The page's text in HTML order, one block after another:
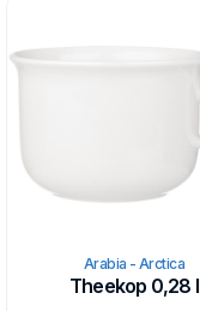
Arabia - Arctica
Theekop 0,28 l